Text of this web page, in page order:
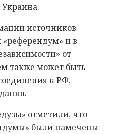
источников
и в
от
также может быть
к РФ,
отметили, что
были намечены